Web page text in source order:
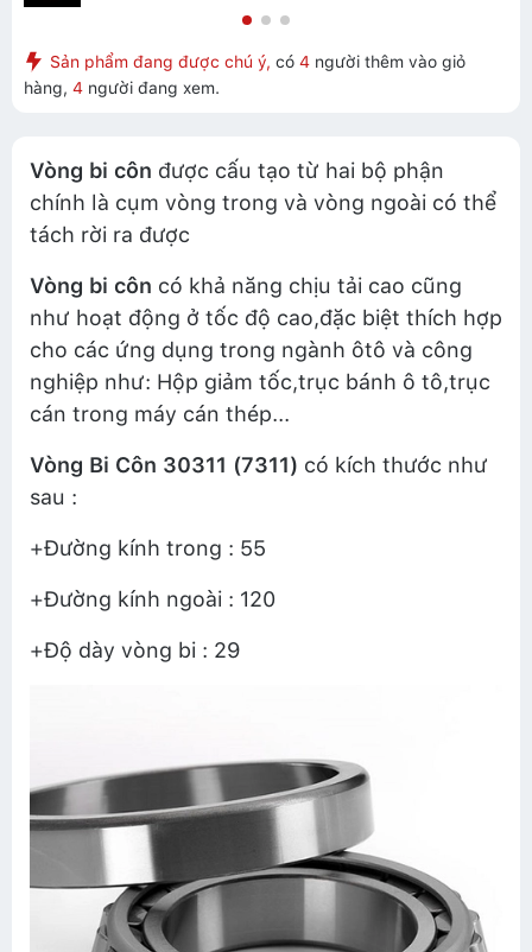
Sản phẩm đang được chú ý, có 4 người thêm vào giỏ
hàng, 4 người đang xem.
Vòng bi côn được cấu tạo từ hai bộ phận
chính là cụm vòng trong và vòng ngoài có thể
tách rời ra được
Vòng bi côn có khả năng chịu tải cao cũng
như hoạt động ở tốc độ cao,đặc biệt thích hợp
cho các ứng dụng trong ngành ôtô và công
nghiệp như: Hộp giảm tốc,trục bánh ô tô,trục
cán trong máy cán thép...
Vòng Bi Côn 30311 (7311) có kích thước như
sau :
+Đường kính trong : 55
+Đường kính ngoài : 120
+Độ dày vòng bi : 29